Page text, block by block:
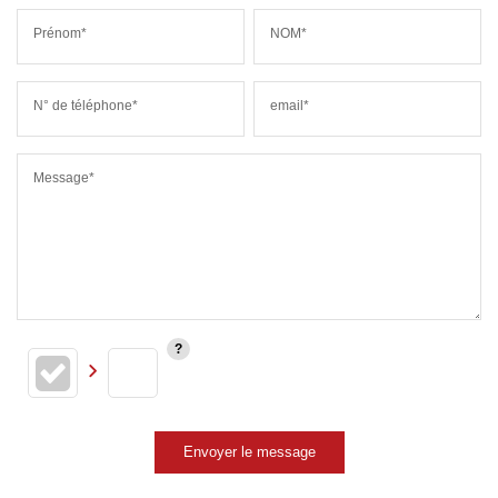
Prénom* NOM*
N° de téléphone* email*
Message*
Envoyer le message